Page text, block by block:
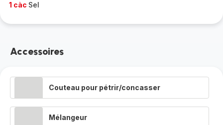
1 càc Sel
Accessoires
Couteau pour pétrir/concasser
Mélangeur